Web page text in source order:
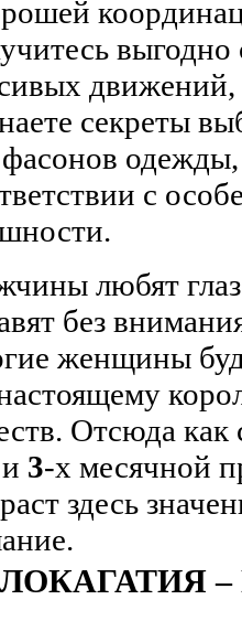
выгодно
движений,
секреты
фасонов
с
любят
без
женщины
Отсюда как
3-х месячной
здесь